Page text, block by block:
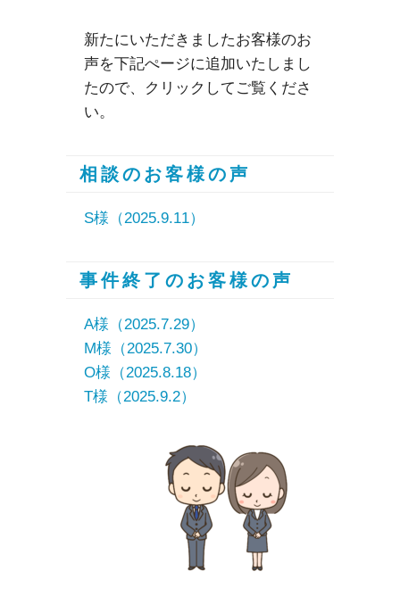
新たにいただきましたお客様のお
声を下記ぺージに追加いたしまし
たので、クリックしてご覧くださ
い。
相談のお客様の声
S様（2025.9.11）
事件終了のお客様の声
A様（2025.7.29）
M様（2025.7.30）
O様（2025.8.18）
T様（2025.9.2）